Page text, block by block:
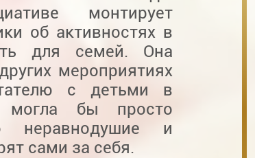
монтирует
об активностях в
для семей. Она
мероприятиях
с детьми в
бы просто
неравнодушие и
сами за себя.